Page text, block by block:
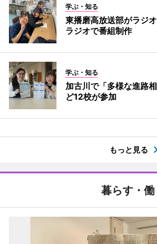
学ぶ・知る
東播磨高放送部がラジ
ラジオで番組制作
学ぶ・知る
加古川で「多様な進路
ど12校が参加
もっと見る
暮らす・働